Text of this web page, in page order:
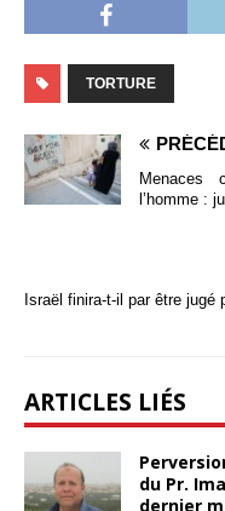
TORTURE
Menaces
l’homme :
Israël finira-t-il par être jugé
ARTICLES LIÉS
du Pr.
dernier